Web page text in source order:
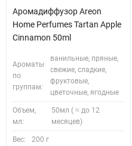
Аромадиффузор Areon
Home Perfumes Tartan Apple
Cinnamon 50ml
Ароматы
по
группам:
ванильные, пряные,
свежие, сладкие,
фруктовые,
цветочные, ягодные
Объем,
мл:
50мл ( ≈ до 12
месяцев)
Вес: 200 г